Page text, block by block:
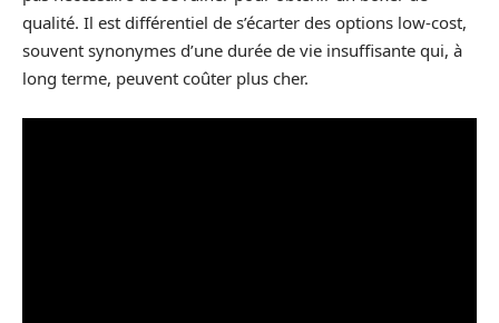
qualité. Il est différentiel de s’écarter des options low-cost,
souvent synonymes d’une durée de vie insuffisante qui, à
long terme, peuvent coûter plus cher.